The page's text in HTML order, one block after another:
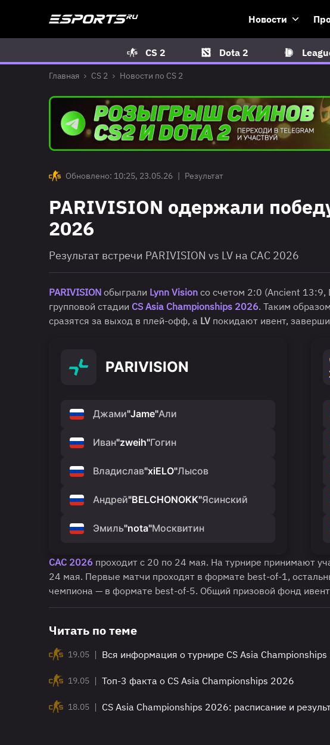
Новости
CS 2 Dota 2
Главная CS 2 Новости по CS 2
Обновлено: 10:25, 23.05.26 | Результат
PARIVISION одержали
2026
Результат встречи PARIVISION vs LV на CAC 2026
PARIVISION обыграли Lynn Vision со счетом 2:0 (Ancient
групповой стадии CS Asia Championships 2026. Таким
сразятся за выход в плей-офф, а LV покидают ивент,
PARIVISION
Джами"Jame"Али
Иван"zweih"Гогин
Владислав"xiELO"Лысов
Андрей"BELCHONOKK"Ясинский
Эмиль"nota"Москвитин
САС 2026 проходит с 20 по 24 мая. На турнире принимают
24 мая. Первые матчи проходят в формате best-of-1,
чемпиона — в формате best-of-5. Общий призовой фонд
Читать по теме
19.05 | Вся информация о турнире CS Asia
19.05 | Топ-3 факта о CS Asia Championships 2026
18.05 | CS Asia Championships 2026: расписание и